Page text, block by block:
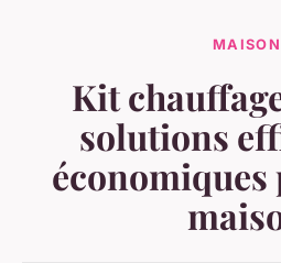
MAISON
Kit
solutions